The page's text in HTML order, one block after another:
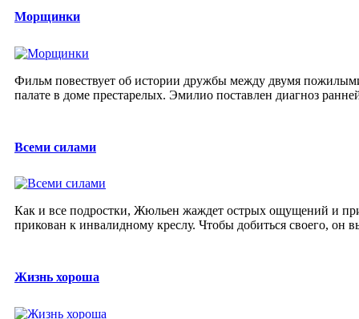
Морщинки
Фильм повествует об истории дружбы между двумя
палате в доме престарелых. Эмилио поставлен диагноз
Всеми силами
Как и все подростки, Жюльен жаждет острых ощущений и
прикован к инвалидному креслу. Чтобы добиться своего, он
Жизнь хороша